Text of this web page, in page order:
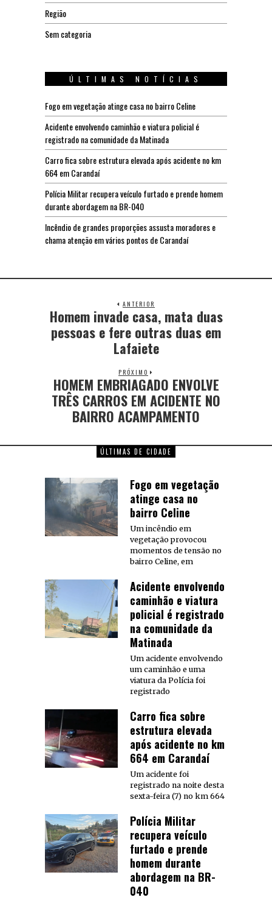
Região
Sem categoria
ÚLTIMAS NOTÍCIAS
Fogo em vegetação atinge casa no bairro Celine
Acidente envolvendo caminhão e viatura policial é
registrado na comunidade da Matinada
Carro fica sobre estrutura elevada após acidente no km
664 em Carandaí
Polícia Militar recupera veículo furtado e prende homem
durante abordagem na BR-040
Incêndio de grandes proporções assusta moradores e
chama atenção em vários pontos de Carandaí
ANTERIOR
Homem invade casa, mata duas
pessoas e fere outras duas em
Lafaiete
PRÓXIMO
HOMEM EMBRIAGADO ENVOLVE
TRÊS CARROS EM ACIDENTE NO
BAIRRO ACAMPAMENTO
ÚLTIMAS DE CIDADE
Fogo em vegetação
atinge casa no
bairro Celine
Um incêndio em
vegetação provocou
momentos de tensão no
bairro Celine, em
Acidente envolvendo
caminhão e viatura
policial é registrado
na comunidade da
Matinada
Um acidente envolvendo
um caminhão e uma
viatura da Polícia foi
registrado
Carro fica sobre
estrutura elevada
após acidente no km
664 em Carandaí
Um acidente foi
registrado na noite desta
sexta-feira (7) no km 664
Polícia Militar
recupera veículo
furtado e prende
homem durante
abordagem na BR-
040